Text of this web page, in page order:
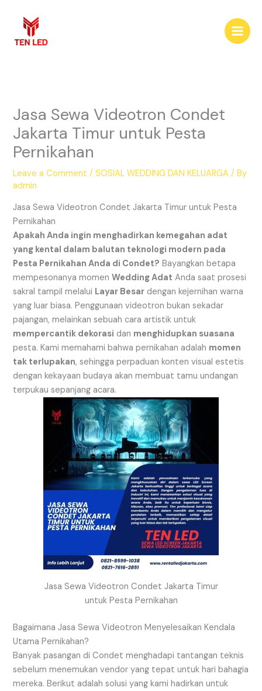
content
Jasa Sewa Videotron Condet
Jakarta Timur untuk Pesta
Pernikahan
Leave a Comment /SOSIAL WEDDING DAN KELUARGA / By
admin
Jasa Sewa Videotron Condet Jakarta Timur untuk Pesta
Pernikahan
Apakah Anda ingin menghadirkan kemegahan adat
yang kental dalam balutan teknologi modern pada
Pesta Pernikahan Anda di Condet? Bayangkan betapa
mempesonanya momenWedding Adat Anda saat prosesi
sakral tampil melalui Layar Besar dengan kejernihan warna
yang luar biasa. Penggunaan videotron bukan sekadar
pajangan, melainkan sebuah cara artistik untuk
mempercantik dekorasi dan menghidupkan suasana
pesta. Kami memahami bahwa pernikahan adalah momen
tak terlupakan, sehingga perpaduan konten visual estetis
dengan kekayaan budaya akan membuat tamu undangan
terpukau sepanjang acara.
Jasa Sewa Videotron Condet Jakarta Timur
untuk Pesta Pernikahan
Bagaimana Jasa Sewa Videotron Menyelesaikan Kendala
Utama Pernikahan?
Banyak pasangan di Condet menghadapi tantangan teknis
sebelum menemukan vendor yang tepat untuk hari bahagia
mereka. Berikut adalah solusi yang kami hadirkan untuk